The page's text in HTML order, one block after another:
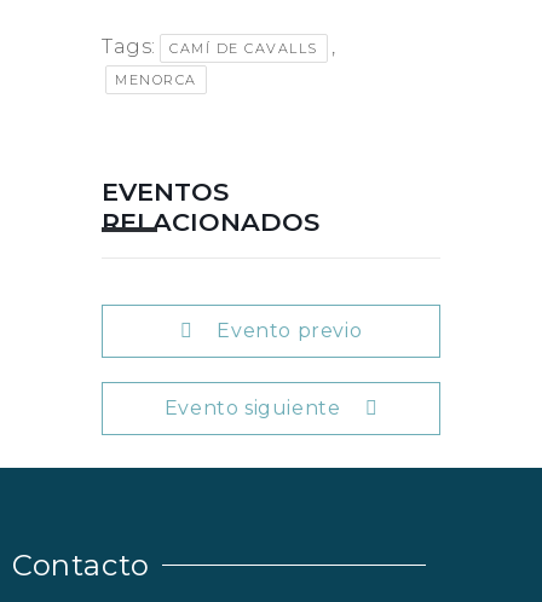
Tags: CAMÍ DE CAVALLS ,
MENORCA
EVENTOS
RELACIONADOS
Evento previo
Evento siguiente
Contacto